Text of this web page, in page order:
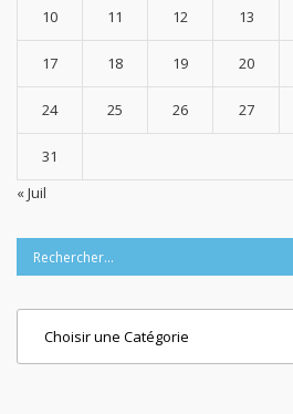
10 11 12 13
17 18 19 20
24 25 26 27
31
« Juil